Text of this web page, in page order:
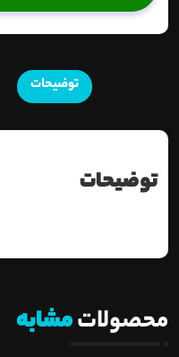
توضیحات
توضیحات
محصولاتمشابه